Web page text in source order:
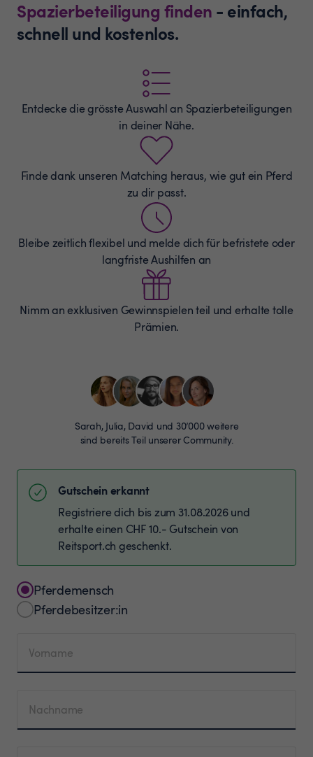
Spazierbeteiligung finden - einfach,
schnell und kostenlos.
Entdecke die grösste Auswahl an Spazierbeteiligungen
in deiner Nähe.
Finde dank unseren Matching heraus, wie gut ein Pferd
zu dir passt.
Bleibe zeitlich flexibel und melde dich für befristete oder
langfriste Aushilfen an
Nimm an exklusiven Gewinnspielen teil und erhalte tolle
Prämien.
Sarah, Julia, David und 30’000 weitere
sind bereits Teil unserer Community.
Gutschein erkannt
Registriere dich bis zum 31.08.2026 und
erhalte einen CHF 10.- Gutschein von
Reitsport.ch geschenkt.
Pferdemensch
Pferdebesitzer:in
Vorname
Nachname